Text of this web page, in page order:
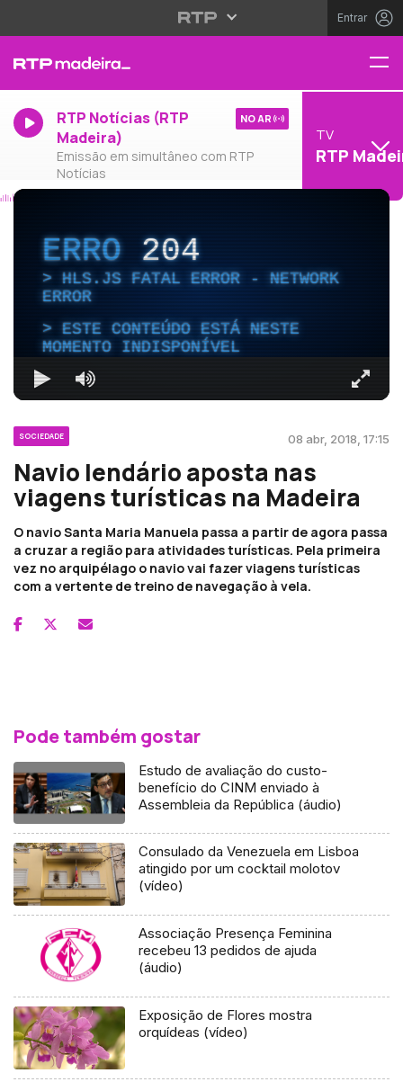
Entrar
RTP Notícias (RTP
Madeira)
Emissão em simultâneo com RTP
Notícias
NO AR
TV
RTP
ERRO204
HLS.JS FATAL ERROR - NETWORK
ERROR
ESTE CONTEÚDO ESTÁ NESTE
MOMENTO INDISPONÍVEL
SOCIEDADE 08 abr, 2018, 17:15
Navio lendário aposta nas
viagens turísticas na Madeira
O navio Santa Maria Manuela passa a partir de agora passa
a cruzar a região para atividades turísticas. Pela primeira
vez no arquipélago o navio vai fazer viagens turísticas
com a vertente de treino de navegação à vela.
Pode também gostar
Estudo de avaliação do custo-
benefício do CINM enviado à
Assembleia da República (áudio)
Consulado da Venezuela em Lisboa
atingido por um cocktail molotov
(vídeo)
Associação Presença Feminina
recebeu 13 pedidos de ajuda
(áudio)
Exposição de Flores mostra
orquídeas (vídeo)